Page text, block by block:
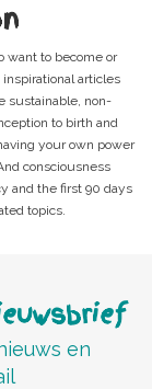
want to become or
articles
sustainable, non-
to birth and
your own power
consciousness
and the first 90 days
topics.
en